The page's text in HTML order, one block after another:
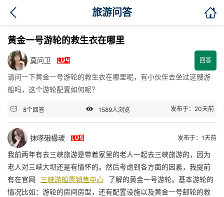
旅游问答 
黄金一号游轮的救生衣在哪里
莫问卫  回答
请问一下黄金一号游轮的救生衣在哪里呢，有小伙伴去坐过这艘游
船吗，这个游轮配置如何呢？
 8个回答  1589人浏览 发布于：20天前
抹嗏硪樶叆  发布于：1天前
我前两年有去三峡旅游是带着家里的老人一起去三峡旅游的，因为
老人对三峡大坝还是有情怀的。然后考虑到各方面的因素，我提前
有在官网
三峡游船票销售中心
了解的黄金一号游轮。基本游轮的
情况比如：游轮的房间房型，还有配置设施以及黄金一号邮轮的救